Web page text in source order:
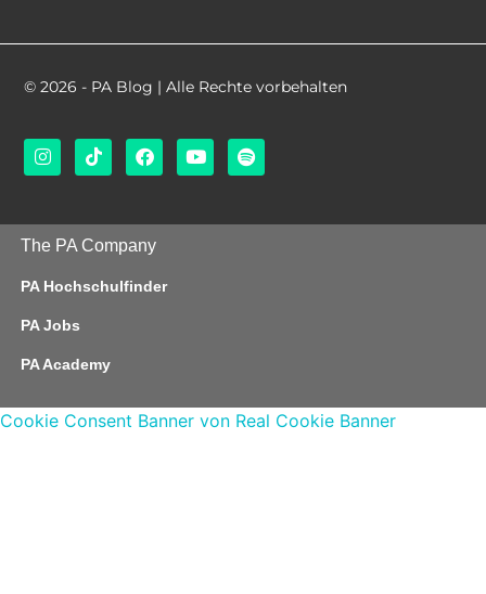
© 2026 - PA Blog | Alle Rechte vorbehalten
The PA Company
PA Hochschulfinder
PA Jobs
PA Academy
Cookie Consent Banner von Real Cookie Banner